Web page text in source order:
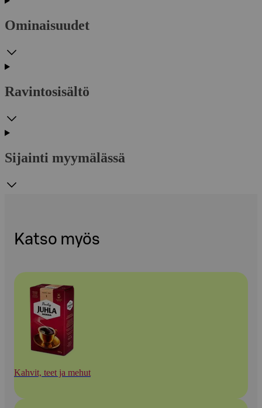
Ominaisuudet
Ravintosisältö
Sijainti myymälässä
Katso myös
Kahvit, teet ja mehut